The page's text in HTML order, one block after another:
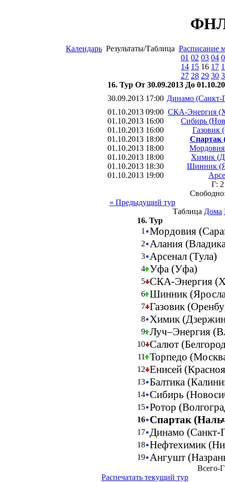
ФНЛ
Календарь Результаты/Таблица Расписание
01 02 03 04
14 15 16 17
27 28 29 30
16. Тур От 30.09.2013 До
30.09.2013 17:00 Динамо (Санкт-
01.10.2013 09:00 СКА-Энергия
01.10.2013 16:00
Сибирь
01.10.2013 16:00
Газовик
01.10.2013 18:00
Спартак
01.10.2013 18:00
01.10.2013 18:00
Химик
01.10.2013 18:30
Шинник
01.10.2013 19:00
Г:
« Предыдущий тур
Таблица Дома
16. Тур
1
Мордовия
2 Алания
3 Арсенал (Тула)
4 Уфа (Уфа)
5 СКА-Энергия
6 Шинник
7 Газовик
8 Химик
9 Луч–Энергия
10 Салют
11 Торпедо
12 Енисей
13 Балтика
14 Сибирь
15 Ротор
16 Спартак
17 Динамо (Санкт-
18 Нефтехимик
19 Ангушт
Распечатать текущий тур